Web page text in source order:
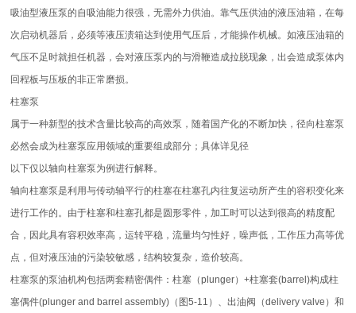
吸油型液压泵的自吸油能力很强，无需外力供油。靠气压供油的液压油箱，在每
次启动机器后，必须等液压渍箱达到使用气压后，才能操作机械。如液压油箱的
气压不足时就担任机器，会对液压泵内的与滑鞭造成拉脱现象，出会造成泵体内
回程板与压板的非正常磨损。
柱塞泵
属于一种新型的技术含量比较高的高效泵，随着国产化的不断加快，径向柱塞泵
必然会成为柱塞泵应用领域的重要组成部分；具体详见径
以下仅以轴向柱塞泵为例进行解释。
轴向柱塞泵是利用与传动轴平行的柱塞在柱塞孔内往复运动所产生的容积变化来
进行工作的。由于柱塞和柱塞孔都是圆形零件，加工时可以达到很高的精度配
合，因此具有容积效率高，运转平稳，流量均匀性好，噪声低，工作压力高等优
点，但对液压油的污染较敏感，结构较复杂，造价较高。
柱塞泵的泵油机构包括两套精密偶件：柱塞（plunger）+柱塞套(barrel)构成柱
塞偶件(plunger and barrel assembly)（图5-11）、出油阀（delivery valve）和